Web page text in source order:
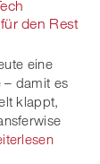
den Rest
eine
– damit es
klappt,